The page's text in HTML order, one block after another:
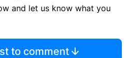
and let us know what you
to comment